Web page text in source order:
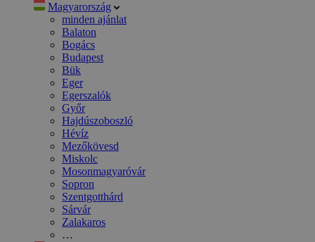
Magyarország
minden ajánlat
Balaton
Bogács
Budapest
Bük
Eger
Egerszalók
Győr
Hajdúszoboszló
Hévíz
Mezőkövesd
Miskolc
Mosonmagyaróvár
Sopron
Szentgotthárd
Sárvár
Zalakaros
…